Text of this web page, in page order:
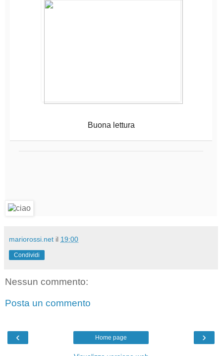
Buona lettura
mariorossi.net il 19:00
Condividi
Nessun commento:
Posta un commento
‹ ›
Home page